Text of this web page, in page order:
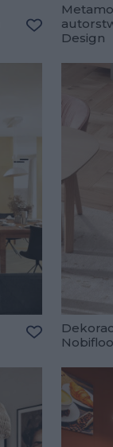
Dodaj do
Design
Dodaj do